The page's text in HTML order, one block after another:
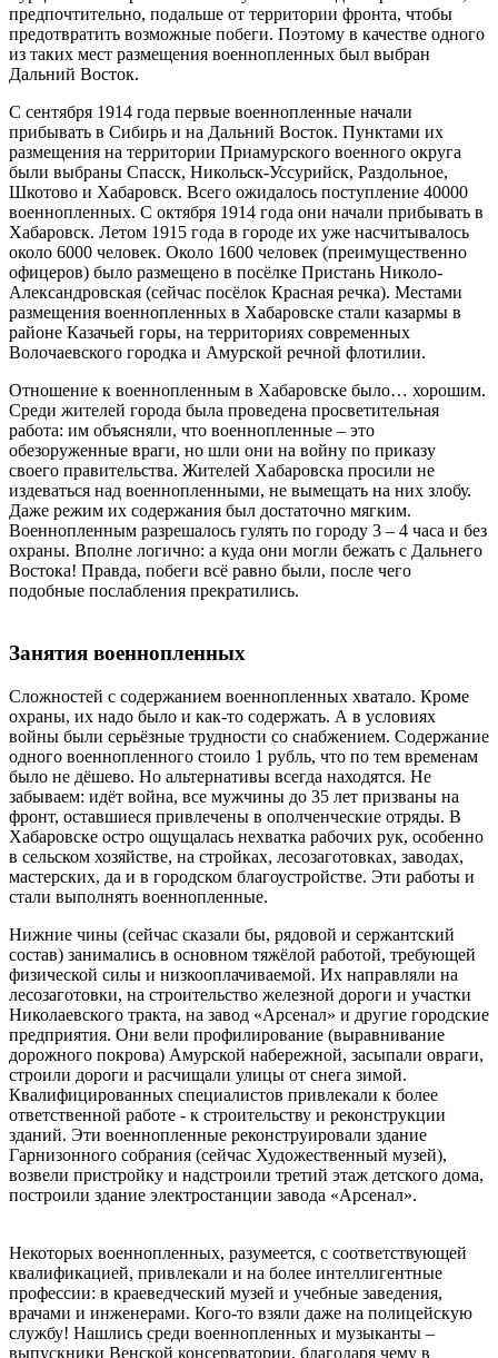
предпочтительно, подальше от территории фронта, чтобы
предотвратить возможные побеги. Поэтому в качестве одного
из таких мест размещения военнопленных был выбран
Дальний Восток.
С сентября 1914 года первые военнопленные начали
прибывать в Сибирь и на Дальний Восток. Пунктами их
размещения на территории Приамурского военного округа
были выбраны Спасск, Никольск-Уссурийск, Раздольное,
Шкотово и Хабаровск. Всего ожидалось поступление 40000
военнопленных. С октября 1914 года они начали прибывать в
Хабаровск. Летом 1915 года в городе их уже насчитывалось
около 6000 человек. Около 1600 человек (преимущественно
офицеров) было размещено в посёлке Пристань Николо-
Александровская (сейчас посёлок Красная речка). Местами
размещения военнопленных в Хабаровске стали казармы в
районе Казачьей горы, на территориях современных
Волочаевского городка и Амурской речной флотилии.
Отношение к военнопленным в Хабаровске было… хорошим.
Среди жителей города была проведена просветительная
работа: им объясняли, что военнопленные – это
обезоруженные враги, но шли они на войну по приказу
своего правительства. Жителей Хабаровска просили не
издеваться над военнопленными, не вымещать на них злобу.
Даже режим их содержания был достаточно мягким.
Военнопленным разрешалось гулять по городу 3 – 4 часа и без
охраны. Вполне логично: а куда они могли бежать с Дальнего
Востока! Правда, побеги всё равно были, после чего
подобные послабления прекратились.
Занятия военнопленных
Сложностей с содержанием военнопленных хватало. Кроме
охраны, их надо было и как-то содержать. А в условиях
войны были серьёзные трудности со снабжением. Содержание
одного военнопленного стоило 1 рубль, что по тем временам
было не дёшево. Но альтернативы всегда находятся. Не
забываем: идёт война, все мужчины до 35 лет призваны на
фронт, оставшиеся привлечены в ополченческие отряды. В
Хабаровске остро ощущалась нехватка рабочих рук, особенно
в сельском хозяйстве, на стройках, лесозаготовках, заводах,
мастерских, да и в городском благоустройстве. Эти работы и
стали выполнять военнопленные.
Нижние чины (сейчас сказали бы, рядовой и сержантский
состав) занимались в основном тяжёлой работой, требующей
физической силы и низкооплачиваемой. Их направляли на
лесозаготовки, на строительство железной дороги и участки
Николаевского тракта, на завод «Арсенал» и другие городские
предприятия. Они вели профилирование (выравнивание
дорожного покрова) Амурской набережной, засыпали овраги,
строили дороги и расчищали улицы от снега зимой.
Квалифицированных специалистов привлекали к более
ответственной работе - к строительству и реконструкции
зданий. Эти военнопленные реконструировали здание
Гарнизонного собрания (сейчас Художественный музей),
возвели пристройку и надстроили третий этаж детского дома,
построили здание электростанции завода «Арсенал».
Некоторых военнопленных, разумеется, с соответствующей
квалификацией, привлекали и на более интеллигентные
профессии: в краеведческий музей и учебные заведения,
врачами и инженерами. Кого-то взяли даже на полицейскую
службу! Нашлись среди военнопленных и музыканты –
выпускники Венской консерватории, благодаря чему в